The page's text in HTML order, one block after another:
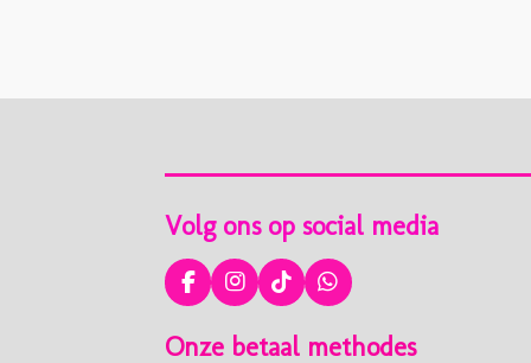
Volg ons op social media
F
a
e
I
n
s
t
T
i
T
W
h
t
Onze betaal methodes